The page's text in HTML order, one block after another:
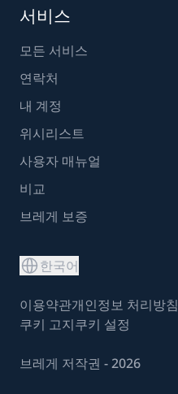
서비스
모든 서비스
연락처
내 계정
위시리스트
사용자 매뉴얼
비교
브레게 보증
한국어
이용약관개인정보 처리방침
쿠키 고지쿠키 설정
브레게 저작권 - 2026